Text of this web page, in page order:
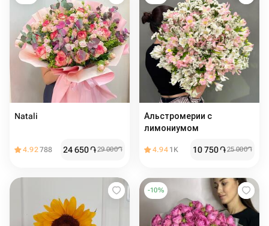
Natali
4.92788 24 650֏29 000֏
Альстромерии с
лимониумом
4.94 1K 10 750֏25 000֏
-10%